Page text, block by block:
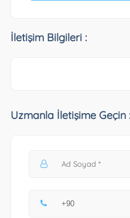
İletişim Bilgileri :
Uzmanla İletişime Geçin :